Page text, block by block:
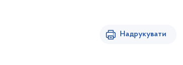
Надрукувати